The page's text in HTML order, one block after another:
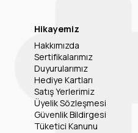
Hikayemiz
Hakkımızda
Sertifikalarımız
Duyurularımız
Hediye Kartları
Satış Yerlerimiz
Üyelik Sözleşmesi
Güvenlik Bildirgesi
Tüketici Kanunu